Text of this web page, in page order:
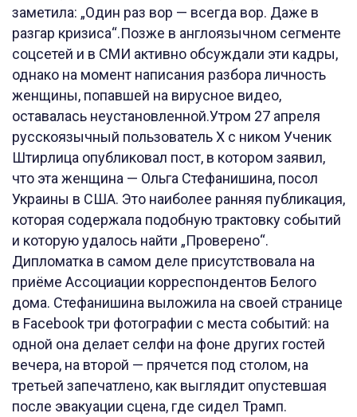
заметила: „Один раз вор — всегда вор. Даже в
разгар кризиса“.Позже в англоязычном сегменте
соцсетей и в СМИ активно обсуждали эти кадры,
однако на момент написания разбора личность
женщины, попавшей на вирусное видео,
оставалась неустановленной.Утром 27 апреля
русскоязычный пользователь X с ником Ученик
Штирлица опубликовал пост, в котором заявил,
что эта женщина — Ольга Стефанишина, посол
Украины в США. Это наиболее ранняя публикация,
которая содержала подобную трактовку событий
и которую удалось найти „Проверено“.
Дипломатка в самом деле присутствовала на
приёме Ассоциации корреспондентов Белого
дома. Стефанишина выложила на своей странице
в Facebook три фотографии с места событий: на
одной она делает селфи на фоне других гостей
вечера, на второй — прячется под столом, на
третьей запечатлено, как выглядит опустевшая
после эвакуации сцена, где сидел Трамп.